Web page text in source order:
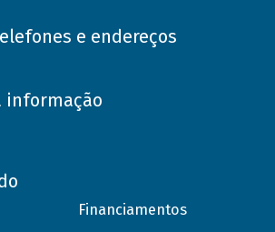
e endereços
informação
Financiamentos